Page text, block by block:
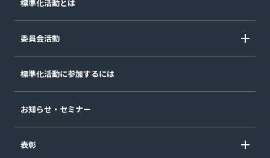
標準化活動とは
委員会活動
標準化活動に参加するには
お知らせ・セミナー
表彰